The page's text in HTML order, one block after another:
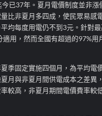
已37年。夏月電價制度並非
比非夏月多四成，使民眾易感
均每度用電仍不到3元。針對
用，然而全國有超過的97%
季固定實施四個月，為平均電
月與非夏月間供電成本之差異
較高，非夏月期間電價費率較